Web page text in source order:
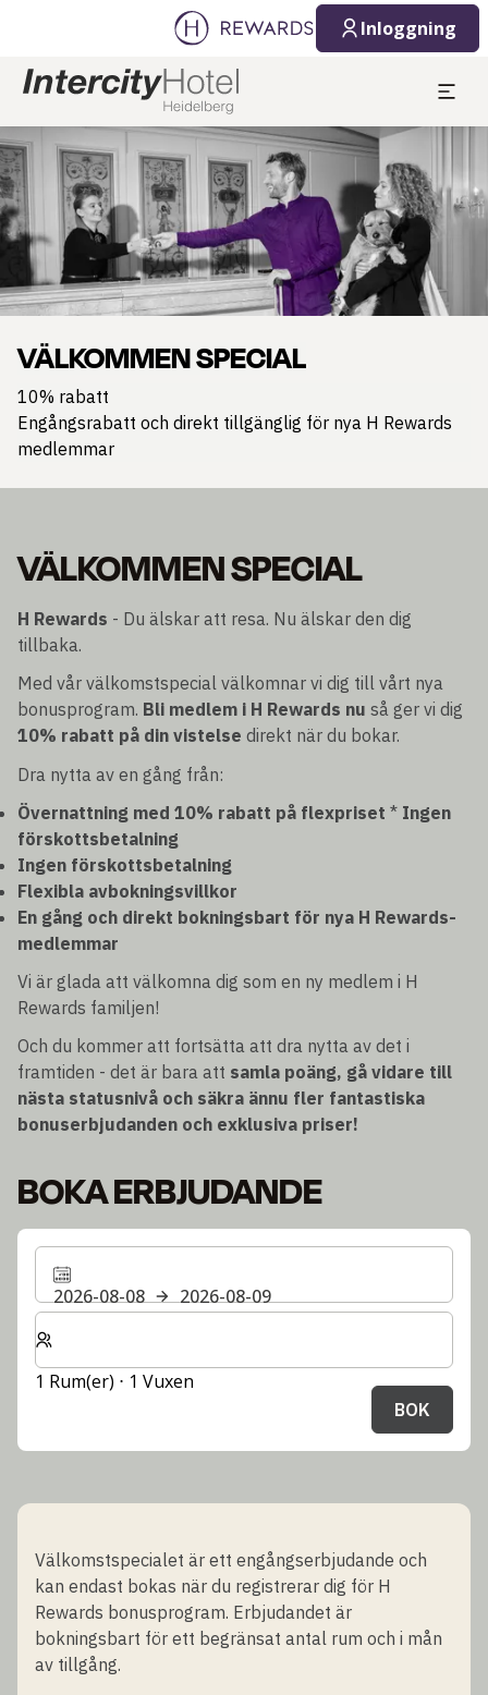
Inloggning
Bild 1 av 1
VÄLKOMMEN SPECIAL
10% rabatt
Engångsrabatt och direkt tillgänglig för nya H Rewards
medlemmar
VÄLKOMMEN SPECIAL
H Rewards - Du älskar att resa. Nu älskar den dig
tillbaka.
Med vår välkomstspecial välkomnar vi dig till vårt nya
bonusprogram. Bli medlem i H Rewards nu så ger vi dig
10% rabatt på din vistelse direkt när du bokar.
Dra nytta av en gång från:
Övernattning med 10% rabatt på flexpriset * Ingen
förskottsbetalning
Ingen förskottsbetalning
Flexibla avbokningsvillkor
En gång och direkt bokningsbart för nya H Rewards-
medlemmar
Vi är glada att välkomna dig som en ny medlem i H
Rewards familjen!
Och du kommer att fortsätta att dra nytta av det i
framtiden - det är bara att samla poäng, gå vidare till
nästa statusnivå och säkra ännu fler fantastiska
bonuserbjudanden och exklusiva priser!
BOKA ERBJUDANDE
2026-08-08
2026-08-09
Välj antal rum och gäster för din vistelse
1 Rum(er) ⋅ 1 Vuxen
BOK
Välkomstspecialet är ett engångserbjudande och
kan endast bokas när du registrerar dig för H
Rewards bonusprogram. Erbjudandet är
bokningsbart för ett begränsat antal rum och i mån
av tillgång.